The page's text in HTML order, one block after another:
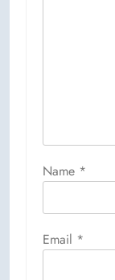
Name *
Email *